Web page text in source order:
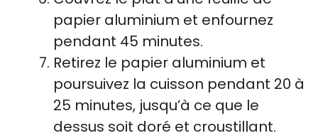
papier aluminium et enfournez
pendant 45 minutes.
Retirez le papier aluminium et
poursuivez la cuisson pendant 20 à
25 minutes, jusqu’à ce que le
dessus soit doré et croustillant.